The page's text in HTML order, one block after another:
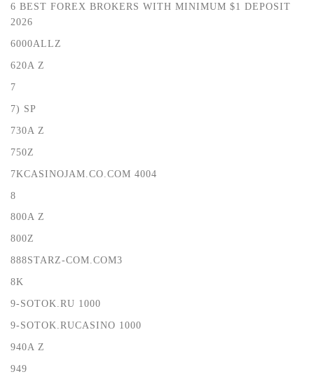
6 BEST FOREX BROKERS WITH MINIMUM $1 DEPOSIT ️
2026
6000ALLZ
620A Z
7
7) SP
730A Z
750Z
7KCASINOJAM.CO.COM 4004
8
800A Z
800Z
888STARZ-COM.COM3
8K
9-SOTOK.RU 1000
9-SOTOK.RUCASINO 1000
940A Z
949